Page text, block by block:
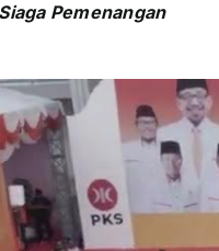
Pemenangan